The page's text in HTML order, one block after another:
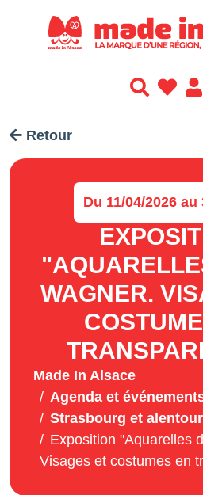
Retour
Du 11/04/2026 au
WAGNER.
Made In Alsace
Agenda et
Strasbourg et
Exposition "Aquarelles
Visages et costumes en